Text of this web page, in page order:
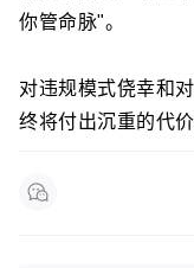
你管命脉"。
对违规模式侥幸和
终将付出沉重的代价